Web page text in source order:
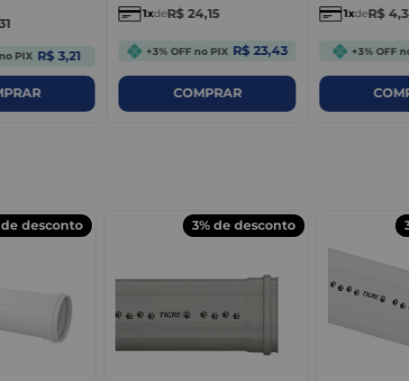
PIX R$ 3,21
1 deR$ 24,15
+3% OFF no PIX R$ 23,43
COMPRAR
1 deR$ 4,
+3% OFF
de desconto 3% de desconto